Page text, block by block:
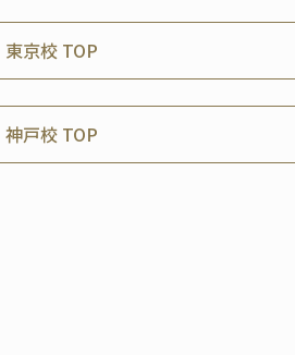
東京校 TOP
神戸校 TOP